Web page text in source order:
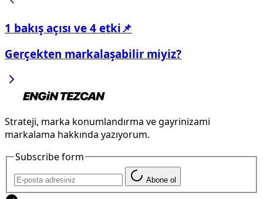
1 bakış açısı ve 4 etki📌
Gerçekten markalaşabilir miyiz?
Strateji, marka konumlandırma ve gayrinizami
markalama hakkında yazıyorum.
Subscribe form
Abone ol